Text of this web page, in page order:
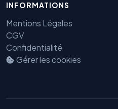
INFORMATIONS
Mentions Légales
CGV
Confidentialité
Gérer les cookies